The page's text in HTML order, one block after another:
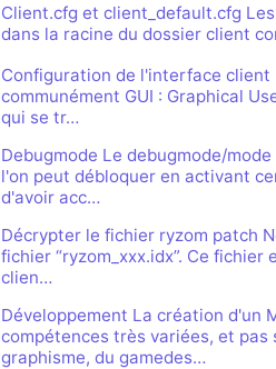
Client.cfg et client_default.cfg
dans la racine du dossier client
Configuration de l'interface
communément GUI : Graphical
qui se tr…
Debugmode Le debugmode/
l'on peut débloquer en activant
d'avoir acc…
Décrypter le fichier ryzom patch
fichier “ryzom_xxx.idx”. Ce
clien…
Développement La création d'un
compétences très variées, et pas
graphisme, du gamedes…